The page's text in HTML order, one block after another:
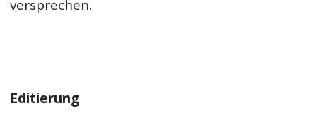
versprechen.
Editierung